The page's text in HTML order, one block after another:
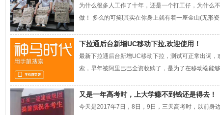
为什么很多人工作了十年，还是一个打工仔，为什么
做！ 多么的可笑!其实在你身上就有着一座金山(无形
下拉通后台新增UC移动下拉,欢迎使用！
最新下拉通后台新增UC移动下拉，测试可正常出词
索，早年被阿里巴巴全资收购了，是为了在移动端能
又是一年高考时，上大学赚不到钱还是得去！
今天是2017年7日，8日，9日，三天高考时，以前身